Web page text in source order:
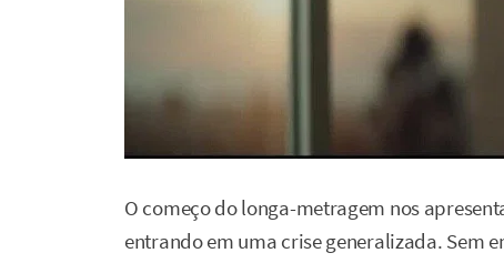
O começo do longa-metragem nos
entrando em uma crise generalizada. Sem